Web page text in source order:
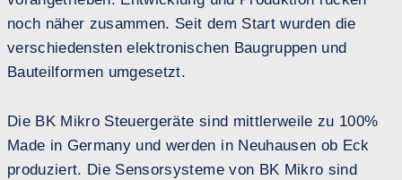
noch näher zusammen. Seit dem Start wurden die
verschiedensten elektronischen Baugruppen und
Bauteilformen umgesetzt.
Die BK Mikro Steuergeräte sind mittlerweile zu 100%
Made in Germany und werden in Neuhausen ob Eck
produziert. Die Sensorsysteme von BK Mikro sind